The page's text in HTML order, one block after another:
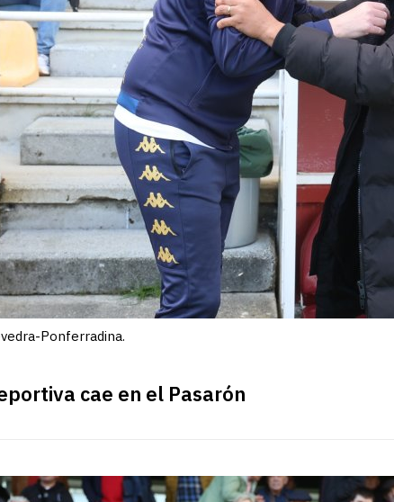
Ponferradina.
cae en el Pasarón